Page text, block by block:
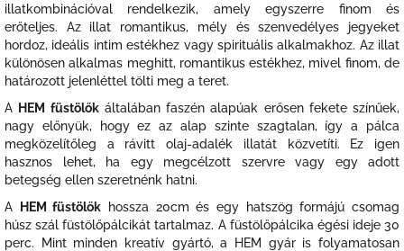
illatkombinációval rendelkezik, amely egyszerre finom és
erőteljes. Az illat romantikus, mély és szenvedélyes jegyeket
hordoz, ideális intim estékhez vagy spirituális alkalmakhoz. Az illat
különösen alkalmas meghitt, romantikus estékhez, mivel finom, de
határozott jelenléttel tölti meg a teret.
A HEM füstölőkáltalában faszén alapúak erősen fekete színűek,
nagy előnyük, hogy ez az alap szinte szagtalan, így a pálca
megközelítőleg a rávitt olaj-adalék illatát közvetíti. Ez igen
hasznos lehet, ha egy megcélzott szervre vagy egy adott
betegség ellen szeretnénk hatni.
A
HEM füstölők hossza 20cm és egy hatszög formájú csomag
húsz szál füstölőpálcikát tartalmaz. A füstölőpálcika égési ideje 30
perc. Mint minden kreatív gyártó, a HEM gyár is folyamatosan